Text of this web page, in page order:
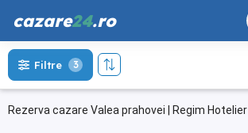
cazare24.ro
Rezerva cazare Valea prahovei | Regim Hotelier
Filtre 3